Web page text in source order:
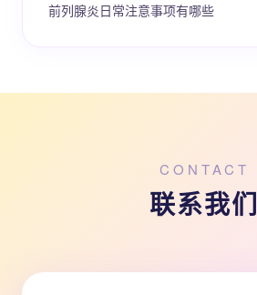
前列腺炎日常注意事项有哪些
CONTACT
联系我们